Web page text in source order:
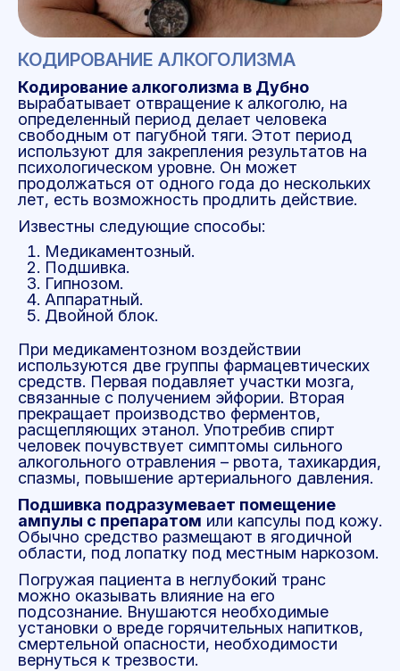
КОДИРОВАНИЕ АЛКОГОЛИЗМА
Кодирование алкоголизма в Дубно
вырабатывает отвращение к алкоголю, на
определенный период делает человека
свободным от пагубной тяги. Этот период
используют для закрепления результатов на
психологическом уровне. Он может
продолжаться от одного года до нескольких
лет, есть возможность продлить действие.
Известны следующие способы:
Медикаментозный.
Подшивка.
Гипнозом.
Аппаратный.
Двойной блок.
При медикаментозном воздействии
используются две группы фармацевтических
средств. Первая подавляет участки мозга,
связанные с получением эйфории. Вторая
прекращает производство ферментов,
расщепляющих этанол. Употребив спирт
человек почувствует симптомы сильного
алкогольного отравления – рвота, тахикардия,
спазмы, повышение артериального давления.
Подшивка подразумевает помещение
ампулы с препаратом или капсулы под кожу.
Обычно средство размещают в ягодичной
области, под лопатку под местным наркозом.
Погружая пациента в неглубокий транс
можно оказывать влияние на его
подсознание. Внушаются необходимые
установки о вреде горячительных напитков,
смертельной опасности, необходимости
вернуться к трезвости.